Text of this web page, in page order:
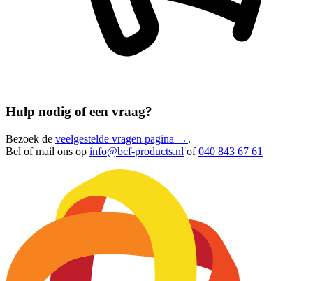
Hulp nodig of een vraag?
Bezoek de veelgestelde vragen pagina → .
Bel of mail ons op info@bcf-products.nl of040 843 67 61